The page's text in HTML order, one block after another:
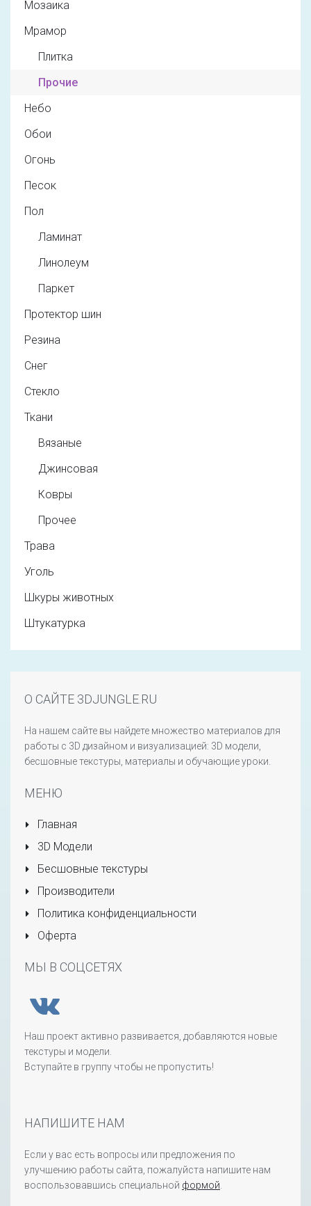
Мозаика
Мрамор
Плитка
Прочие
Небо
Обои
Огонь
Песок
Пол
Ламинат
Линолеум
Паркет
Протектор шин
Резина
Снег
Стекло
Ткани
Вязаные
Джинсовая
Ковры
Прочее
Трава
Уголь
Шкуры животных
Штукатурка
О САЙТЕ 3DJUNGLE.RU
На нашем сайте вы найдете множество материалов для
работы с 3D дизайном и визуализацией: 3D модели,
бесшовные текстуры, материалы и обучающие уроки.
МЕНЮ
Главная
3D Модели
Бесшовные текстуры
Производители
Политика конфиденциальности
Оферта
МЫ В СОЦСЕТЯХ
Наш проект активно развивается, добавляются новые
текстуры и модели.
Вступайте в группу чтобы не пропустить!
НАПИШИТЕ НАМ
Если у вас есть вопросы или предложения по
улучшению работы сайта, пожалуйста напишите нам
воспользовавшись специальной формой.